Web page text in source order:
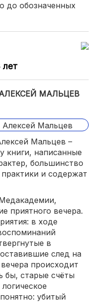
до обозначенных
лет
МАЛЬЦЕВ
Мальцев –
книги, написанные
большинство
и содержат
приятного вечера.
в ходе
в
след на
происходит
бы, старые счёты
убитый